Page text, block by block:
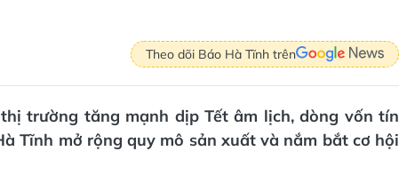
Theo dõi Báo Hà Tĩnh trên
trường tăng mạnh dịp Tết âm lịch, dòng vốn tín
Tĩnh mở rộng quy mô sản xuất và nắm bắt cơ hội